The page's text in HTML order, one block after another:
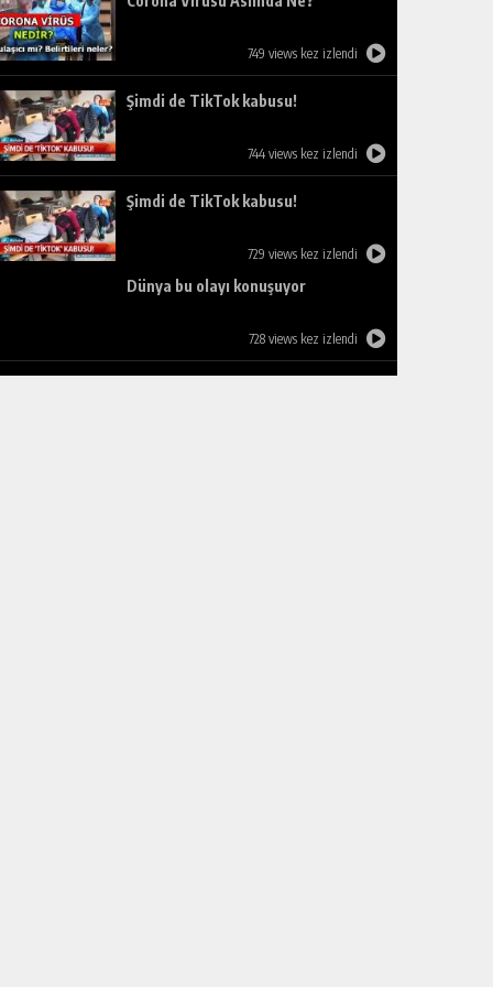
749 views kez izlendi
Şimdi de TikTok kabusu!
744 views kez izlendi
Şimdi de TikTok kabusu!
729 views kez izlendi
Dünya bu olayı konuşuyor
728 views kez izlendi